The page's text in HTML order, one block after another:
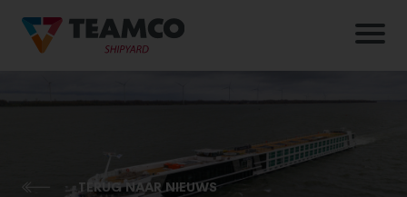
TERUG NAAR NIEUWS